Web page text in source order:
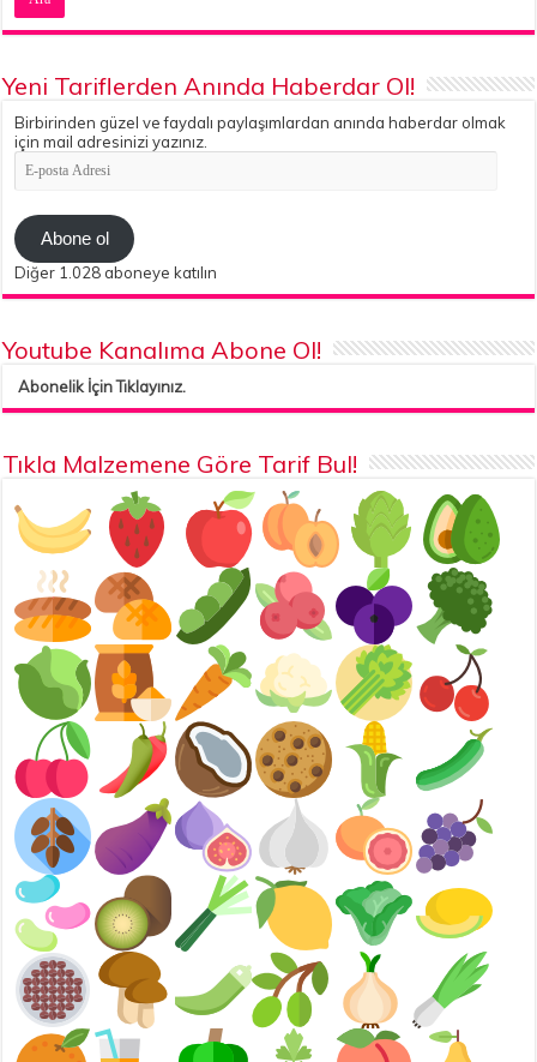
Yeni Tariflerden Anında Haberdar Ol!
Birbirinden güzel ve faydalı paylaşımlardan anında haberdar olmak
için mail adresinizi yazınız.
E-
posta
Abone ol
Diğer 1.028 aboneye katılın
Youtube Kanalıma Abone Ol!
Abonelik İçin Tıklayınız.
Tıkla Malzemene Göre Tarif Bul!